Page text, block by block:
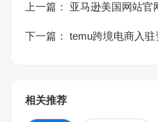
上一篇： 亚马逊美国网站官
下一篇： temu跨境电商入
相关推荐